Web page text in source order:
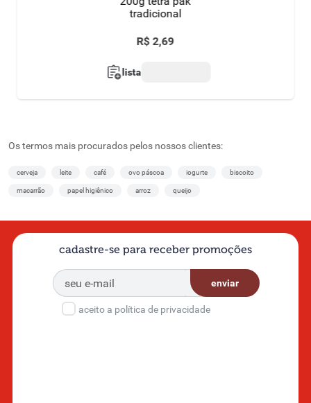
tradicional
R$ 2,69
lista
Os termos mais procurados pelos nossos clientes:
cerveja leite café ovo páscoa iogurte biscoito
macarrão papel higiênico arroz queijo
cadastre-se para receber promoções
enviar
aceito a política de privacidade